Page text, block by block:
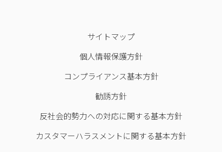
サイトマップ
個人情報保護方針
コンプライアンス基本方針
勧誘方針
反社会的勢力への対応に関する基本方針
カスタマーハラスメントに関する基本方針